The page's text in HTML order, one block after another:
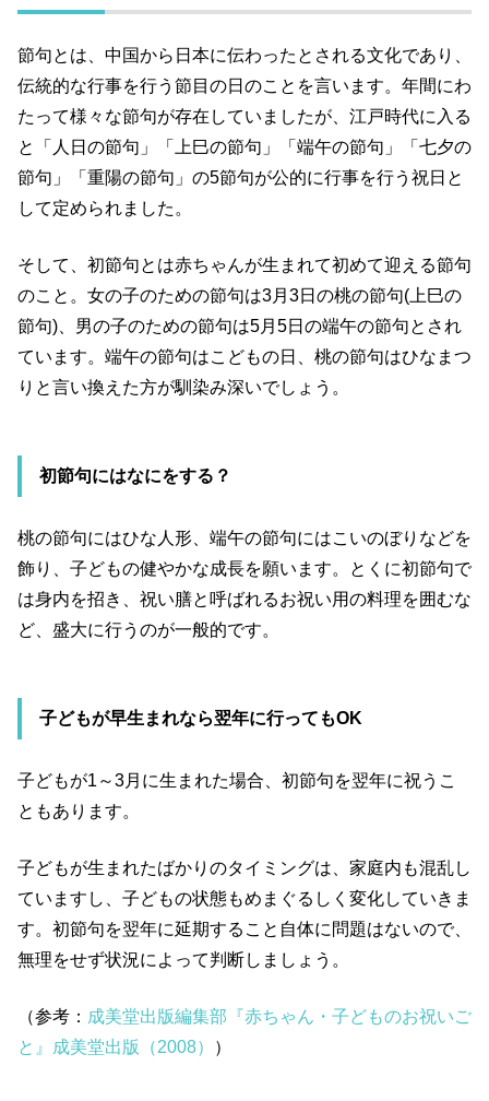
節句とは、中国から日本に伝わったとされる文化であり、
伝統的な行事を行う節目の日のことを言います。年間にわ
たって様々な節句が存在していましたが、江戸時代に入る
と「人日の節句」「上巳の節句」「端午の節句」「七夕の
節句」「重陽の節句」の5節句が公的に行事を行う祝日と
して定められました。
そして、初節句とは赤ちゃんが生まれて初めて迎える節句
のこと。女の子のための節句は3月3日の桃の節句(上巳の
節句)、男の子のための節句は5月5日の端午の節句とされ
ています。端午の節句はこどもの日、桃の節句はひなまつ
りと言い換えた方が馴染み深いでしょう。
初節句にはなにをする？
桃の節句にはひな人形、端午の節句にはこいのぼりなどを
飾り、子どもの健やかな成長を願います。とくに初節句で
は身内を招き、祝い膳と呼ばれるお祝い用の料理を囲むな
ど、盛大に行うのが一般的です。
子どもが早生まれなら翌年に行ってもOK
子どもが1～3月に生まれた場合、初節句を翌年に祝うこ
ともあります。
子どもが生まれたばかりのタイミングは、家庭内も混乱し
ていますし、子どもの状態もめまぐるしく変化していきま
す。初節句を翌年に延期すること自体に問題はないので、
無理をせず状況によって判断しましょう。
（参考： 成美堂出版編集部『赤ちゃん・子どものお祝いご
と』成美堂出版（2008）
）